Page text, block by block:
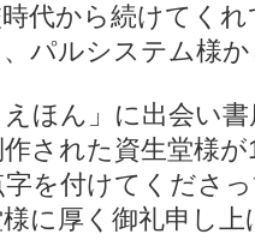
代から続けてく
パルシステム様
ほん」に出会い
された資生堂様
を付けてくださ
に厚く御礼申し